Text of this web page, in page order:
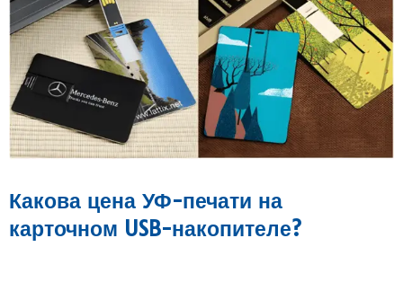
Какова цена УФ-печати на
карточном USB-накопителе?